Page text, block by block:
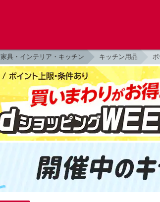
家具・インテリア・キッチン キッチン用品